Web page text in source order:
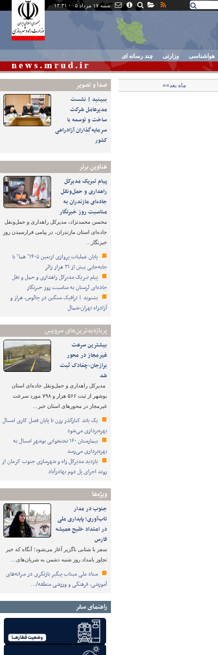
شنبه ۱۷ مرداد ۰۵ - ۱۴:۳۱
هواشناسی وزارتی چند رسانه ای
صدا و تصوير
ببینید | نشست
مدیرعامل شرکت
ساخت و توسعه با
سرمایه‌گذاران آزادراهی
کشور
عناوین برتر
پیام تبریک مدیرکل
راهداری و حمل‌ونقل
جاده‌ای مازندران به
مناسبت روز خبرنگار
محسن محمدنژاد، مدیرکل راهداری و حمل‌ونقل
جاده‌ای استان مازندران، در پیامی فرارسیدن روز
خبرنگار…
پایان عملیات پروازی اربعین ۱۴۰۵" هما" با
جابه‌جایی بیش از ۳۱ هزار زائر
پیام تبریک مدیرکل راهداری و حمل و نقل
جاده‌ای لرستان به مناسبت روز خبرنگار
بشنوید | ترافیک سنگین در چالوس، هراز و
آزادراه تهران-شمال
پربازدیدترین‌های سرویس
بیشترین سرعت
غیرمجاز در محور
برازجان-چغادک ثبت
شد
مدیرکل راهداری و حمل‌ونقل جاده‌ای استان
بوشهر از ثبت ۵۶۶ هزار و ۷۹۸ مورد سرعت
غیرمجاز در محورهای استان خبر…
یک باند کنارگذر رزن تا پایان فصل کاری امسال
بهره‌برداری می‌شود
بیمارستان ۱۶۰ تختخوابی بوشهر امسال به
بهره‌برداری می‌رسد
بازدید مدیرکل راه و شهرسازی جنوب کرمان از
روند اجرای پل دوم بهادرآباد
ویژه‌ها
جنوب در مدار
تاب‌آوری؛ پایداری ملی
در امتداد خلیج همیشه
فارس
سفر با شتابی ناگزیر آغاز می‌شود؛ آنگاه که خبر
تجاوز بامداد روز شنبه دشمن به شریان‌های…
ستاد ملی میناب پیگیر بازنگری در سرانه‌های
آموزشی، فرهنگی و ورزشی منطقه/…
راهنمای سفر
ماه بعد»»